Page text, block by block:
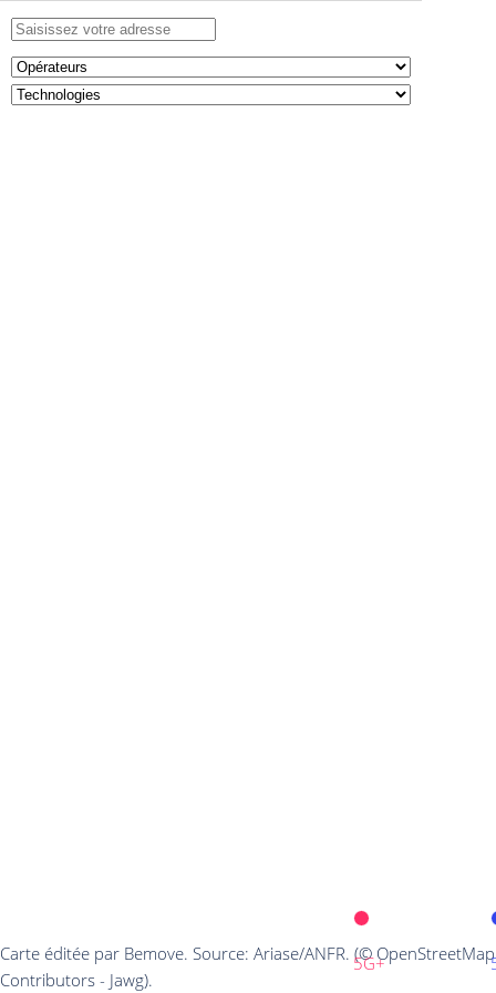
5G+
Carte éditée par Bemove. Source: Ariase/ANFR. (© OpenStreetMap
Contributors - Jawg).